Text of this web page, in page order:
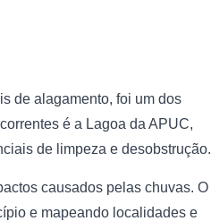
de alagamento, foi um dos
é a Lagoa da APUC,
de limpeza e desobstrução.
causados pelas chuvas. O
e mapeando localidades e